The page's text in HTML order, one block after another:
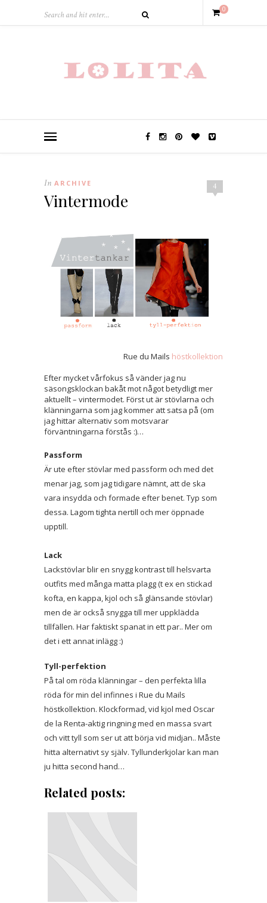
0
4
In ARCHIVE
Vintermode
Rue du Mails höstkollektion
Efter mycket vårfokus så vänder jag nu
säsongsklockan bakåt mot något betydligt mer
aktuellt – vintermodet. Först ut är stövlarna och
klänningarna som jag kommer att satsa på (om
jag hittar alternativ som motsvarar
förväntningarna förstås :)…
Passform
Är ute efter stövlar med passform och med det
menar jag, som jag tidigare nämnt, att de ska
vara insydda och formade efter benet. Typ som
dessa. Lagom tighta nertill och mer öppnade
upptill.
Lack
Lackstövlar blir en snygg kontrast till helsvarta
outfits med många matta plagg (t ex en stickad
kofta, en kappa, kjol och så glänsande stövlar)
men de är också snygga till mer uppklädda
tillfällen. Har faktiskt spanat in ett par.. Mer om
det i ett annat inlägg :)
Tyll-perfektion
På tal om röda klänningar – den perfekta lilla
röda för min del infinnes i Rue du Mails
höstkollektion. Klockformad, vid kjol med Oscar
de la Renta-aktig ringning med en massa svart
och vitt tyll som ser ut att börja vid midjan.. Måste
hitta alternativt sy själv. Tyllunderkjolar kan man
ju hitta second hand…
Related posts: